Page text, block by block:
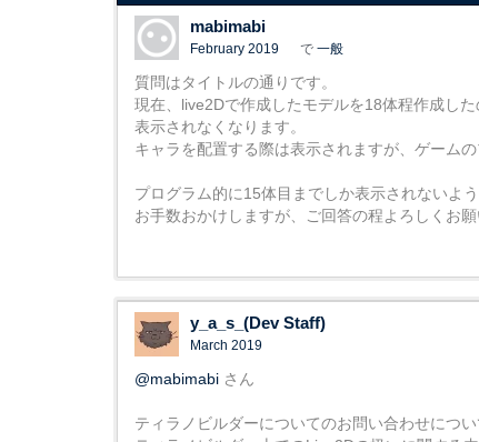
mabimabi
February 2019 で 一般
質問はタイトルの通りです。
現在、live2Dで作成したモデルを18体程作成し
表示されなくなります。
キャラを配置する際は表示されますが、ゲーム
プログラム的に15体目までしか表示されないよ
お手数おかけしますが、ご回答の程よろしくお願
y_a_s_(Dev Staff)
March 2019
@mabimabi さん
ティラノビルダーについてのお問い合わせにつ